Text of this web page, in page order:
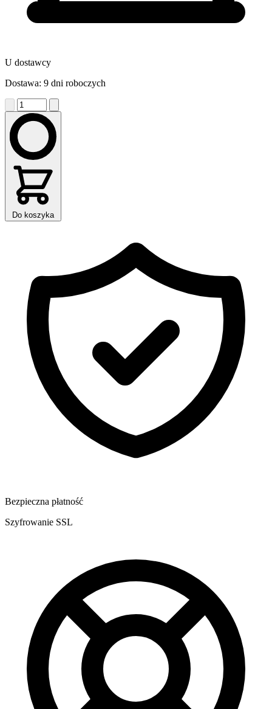
U dostawcy
Dostawa: 9 dni roboczych
Do koszyka
Bezpieczna płatność
Szyfrowanie SSL